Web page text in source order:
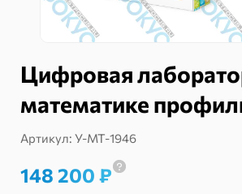
Цифровая
математике
Артикул: У-МТ-1946
148 200 ₽